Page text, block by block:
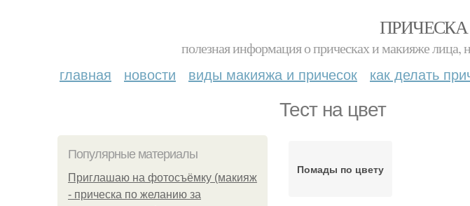
полезная информация о прическах и макияже лица,
главная новости виды макияжа и причесок как делать
Тест на цвет
Популярные материалы
Приглашаю на фотосъёмку (макияж
- прическа по желанию за
Помады по цвету